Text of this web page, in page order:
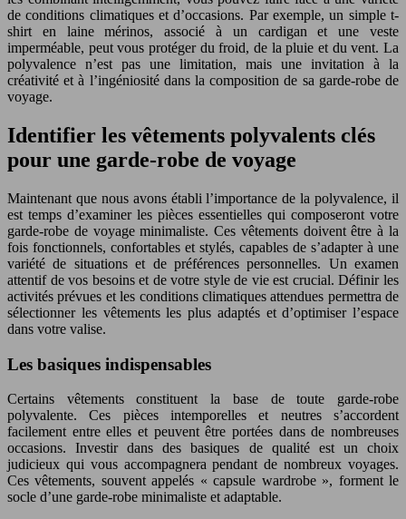
de conditions climatiques et d’occasions. Par exemple, un simple t-
shirt en laine mérinos, associé à un cardigan et une veste
imperméable, peut vous protéger du froid, de la pluie et du vent. La
polyvalence n’est pas une limitation, mais une invitation à la
créativité et à l’ingéniosité dans la composition de sa garde-robe de
voyage.
Identifier les vêtements polyvalents clés
pour une garde-robe de voyage
Maintenant que nous avons établi l’importance de la polyvalence, il
est temps d’examiner les pièces essentielles qui composeront votre
garde-robe de voyage minimaliste. Ces vêtements doivent être à la
fois fonctionnels, confortables et stylés, capables de s’adapter à une
variété de situations et de préférences personnelles. Un examen
attentif de vos besoins et de votre style de vie est crucial. Définir les
activités prévues et les conditions climatiques attendues permettra de
sélectionner les vêtements les plus adaptés et d’optimiser l’espace
dans votre valise.
Les basiques indispensables
Certains vêtements constituent la base de toute garde-robe
polyvalente. Ces pièces intemporelles et neutres s’accordent
facilement entre elles et peuvent être portées dans de nombreuses
occasions. Investir dans des basiques de qualité est un choix
judicieux qui vous accompagnera pendant de nombreux voyages.
Ces vêtements, souvent appelés « capsule wardrobe », forment le
socle d’une garde-robe minimaliste et adaptable.